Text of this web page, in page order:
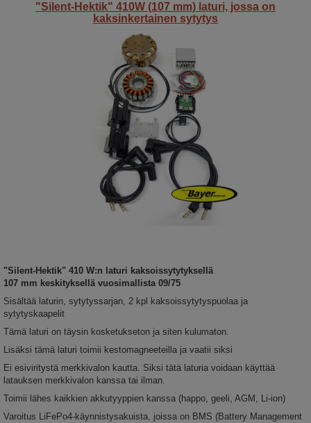
"Silent-Hektik" 410W (107 mm) laturi, jossa on
kaksinkertainen sytytys
"Silent-Hektik" 410 W:n laturi kaksoissytytyksellä
107 mm keskityksellä vuosimallista 09/75
Sisältää laturin, sytytyssarjan, 2 kpl kaksoissytytyspuolaa ja
sytytyskaapelit
Tämä laturi on täysin kosketukseton ja siten kulumaton.
Lisäksi tämä laturi toimii kestomagneeteilla ja vaatii siksi
Ei esiviritystä merkkivalon kautta. Siksi tätä laturia voidaan käyttää
latauksen merkkivalon kanssa tai ilman.
Toimii lähes kaikkien akkutyyppien kanssa (happo, geeli, AGM, Li-ion)
Varoitus LiFePo4-käynnistysakuista, joissa on BMS (Battery Management